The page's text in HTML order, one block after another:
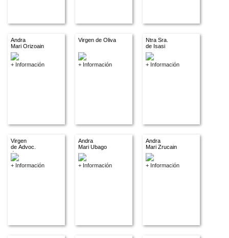
Andra
Mari Orizoain
+ Información
Virgen de Oliva
+ Información
Ntra Sra.
de Isasi
+ Información
Virgen
de Advoc.
descon.
+ Información
Andra
Mari Ubago
+ Información
Andra
Mari Zrucain
+ Información